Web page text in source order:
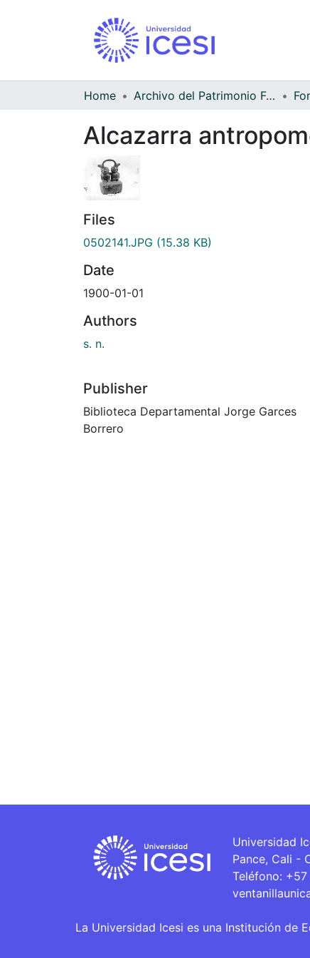
Home Archivo del Patrimonio Fotográfico y Fílmico del Valle del Cauca
Alcazarra
Files
0502141.JPG (15.38 KB)
Date
1900-01-01
Authors
s. n.
Publisher
Biblioteca Departamental Jorge Garces
Borrero
Universidad
Pance, Cali -
Teléfono:
La Universidad Icesi es una Institución de